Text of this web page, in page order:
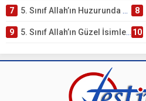
7 5. Sınıf Allah’ın Huzurunda Olmak – Namaz İbadeti Testi 8
9 5. Sınıf Allah’ın Güzel İsimleri Testi – Online Çöz 10